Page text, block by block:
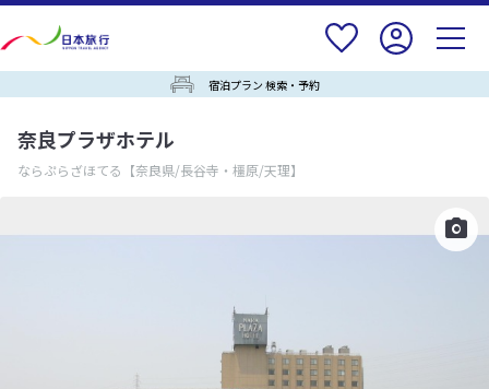
宿泊プラン 検索・予約
奈良プラザホテル
ならぷらざほてる 【奈良県/長谷寺・橿原/天理】